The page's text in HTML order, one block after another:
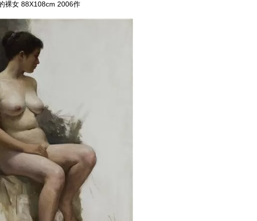
裸女 88X108cm 2006作